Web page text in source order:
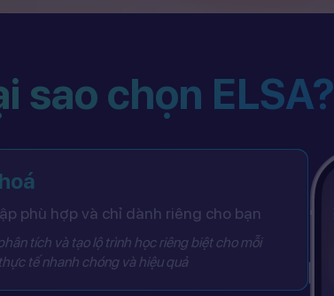
sao chọn ELSA?
phù hợp và chỉ dành riêng cho bạn
tích và tạo lộ trình học riêng biệt cho mỗi
tế nhanh chóng và hiệu quả